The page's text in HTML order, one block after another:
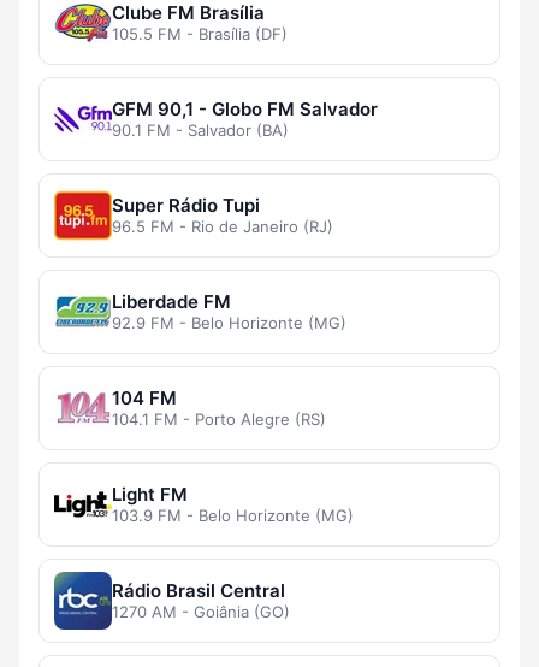
Clube FM Brasília
105.5 FM - Brasília (DF)
GFM 90,1 - Globo FM Salvador
90.1 FM - Salvador (BA)
Super Rádio Tupi
96.5 FM - Rio de Janeiro (RJ)
Liberdade FM
92.9 FM - Belo Horizonte (MG)
104 FM
104.1 FM - Porto Alegre (RS)
Light FM
103.9 FM - Belo Horizonte (MG)
Rádio Brasil Central
1270 AM - Goiânia (GO)